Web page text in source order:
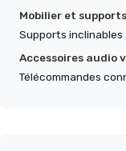
Mobilier et supports
Supports inclinables
Accessoires audio
Télécommandes